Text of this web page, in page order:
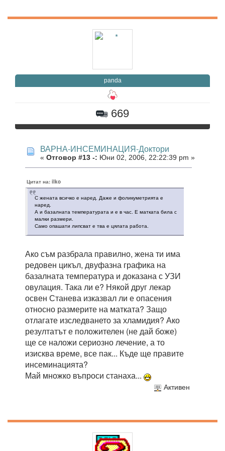
panda
669
ВАРНА-ИНСЕМИНАЦИЯ-Доктори
« Отговор #13 -: Юни 02, 2006, 22:22:39 pm »
Цитат на: ilko
С жената всичко е наред. Даже и фоликуметрията е
наред.
А и базалната температурата и е в час. Е матката била с
малки размери.
Само опашати липсват е тва е цялата работа.
Ако съм разбрала правилно, жена ти има
редовен цикъл, двуфазна графика на
базалната температура и доказана с УЗИ
овулация. Така ли е? Някой друг лекар
освен Станева изказвал ли е опасения
относно размерите на матката? Защо
отлагате изследването за хламидия? Ако
резултатът е положителен (не дай боже)
ще се наложи сериозно лечение, а то
изисква време, все пак... Къде ще правите
инсеминацията?
Май множко въпроси станаха...
Активен